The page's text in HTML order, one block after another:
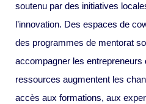
soutenu par des initiatives
l’innovation. Des espaces de
des programmes de mentorat
accompagner les
ressources augmentent les
accès aux formations, aux